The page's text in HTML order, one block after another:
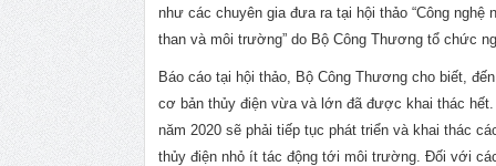
như các chuyên gia đưa ra tại hội thảo “Công nghệ
than và môi trường” do Bộ Công Thương tổ chức
Báo cáo tại hội thảo, Bộ Công Thương cho biết,
cơ bản thủy điện vừa và lớn đã được khai thác
năm 2020 sẽ phải tiếp tục phát triển và khai thác
thủy điện nhỏ ít tác động tới môi trường. Đối với